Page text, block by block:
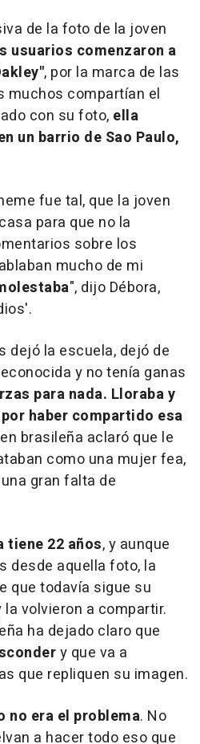
de la foto de la joven
usuarios comenzaron a
, por la marca de las
muchos compartían el
con su foto, ella
un barrio de Sao Paulo,
fue tal, que la joven
para que no la
sobre los
mucho de mi
", dijo Débora,
dejó la escuela, dejó de
y no tenía ganas
para nada. Lloraba y
haber compartido esa
brasileña aclaró que le
como una mujer fea,
gran falta de
tiene 22 años, y aunque
desde aquella foto, la
que todavía sigue su
volvieron a compartir.
ha dejado claro que
y que va a
que repliquen su imagen.
no era el problema. No
a hacer todo eso que